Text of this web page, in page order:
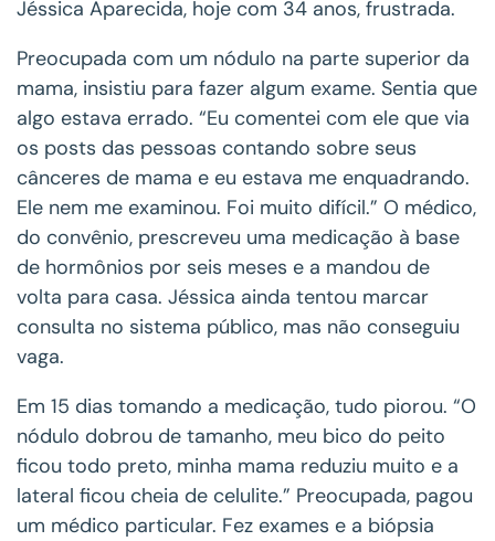
Jéssica Aparecida, hoje com 34 anos, frustrada.
Preocupada com um nódulo na parte superior da
mama, insistiu para fazer algum exame. Sentia que
algo estava errado. “Eu comentei com ele que via
os posts das pessoas contando sobre seus
cânceres de mama e eu estava me enquadrando.
Ele nem me examinou. Foi muito difícil.” O médico,
do convênio, prescreveu uma medicação à base
de hormônios por seis meses e a mandou de
volta para casa. Jéssica ainda tentou marcar
consulta no sistema público, mas não conseguiu
vaga.
Em 15 dias tomando a medicação, tudo piorou. “O
nódulo dobrou de tamanho, meu bico do peito
ficou todo preto, minha mama reduziu muito e a
lateral ficou cheia de celulite.” Preocupada, pagou
um médico particular. Fez exames e a biópsia